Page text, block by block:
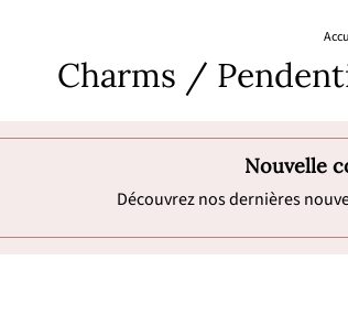
Charms /
Nouvelle
Découvrez nos dernières